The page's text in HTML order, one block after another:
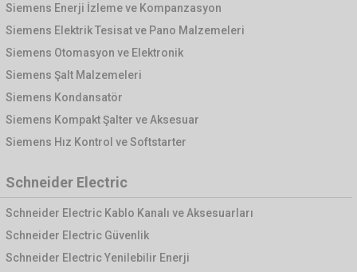
Siemens Enerji İzleme ve Kompanzasyon
Siemens Elektrik Tesisat ve Pano Malzemeleri
Siemens Otomasyon ve Elektronik
Siemens Şalt Malzemeleri
Siemens Kondansatör
Siemens Kompakt Şalter ve Aksesuar
Siemens Hız Kontrol ve Softstarter
Schneider Electric
Schneider Electric Kablo Kanalı ve Aksesuarları
Schneider Electric Güvenlik
Schneider Electric Yenilebilir Enerji